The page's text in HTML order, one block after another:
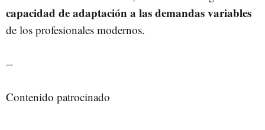
capacidad de adaptación a las demandas variables
de los profesionales modernos.
--
Contenido patrocinado